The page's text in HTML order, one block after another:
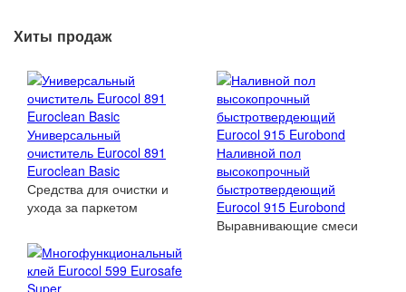
Хиты продаж
Универсальный
очиститель Eurocol 891
Euroclean Basic
Средства для очистки и
ухода за паркетом
Наливной пол
высокопрочный
быстротвердеющий
Eurocol 915 Eurobond
Выравнивающие смеси